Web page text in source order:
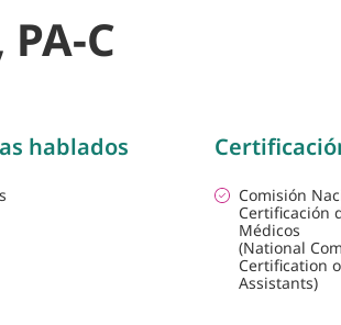
C
hablados
Comisión
Certificación
Médicos
(National
Certification
Assistants)